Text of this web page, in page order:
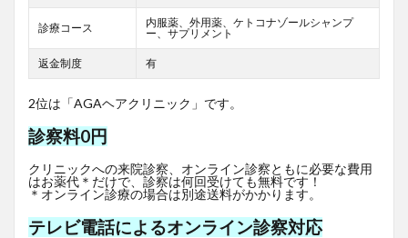
診療コース
内服薬、外用薬、ケトコナゾールシャンプ
ー、サプリメント
返金制度 有
2位は「AGAヘアクリニック」です。
診察料0円
クリニックへの来院診察、オンライン診察ともに必要な費用
はお薬代＊だけで、診察は何回受けても無料です！
＊オンライン診療の場合は別途送料がかかります。
テレビ電話によるオンライン診察対応